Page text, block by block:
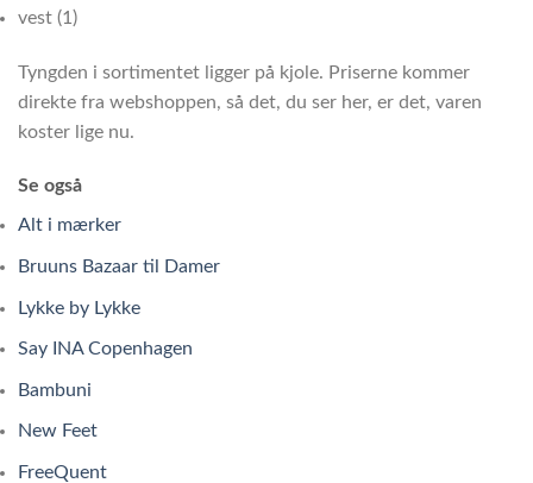
vest (1)
Tyngden i sortimentet ligger på kjole. Priserne kommer
direkte fra webshoppen, så det, du ser her, er det, varen
koster lige nu.
Se også
Alt i mærker
Bruuns Bazaar til Damer
Lykke by Lykke
Say INA Copenhagen
Bambuni
New Feet
FreeQuent